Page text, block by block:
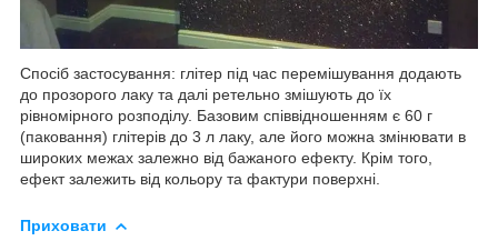
Спосіб застосування: глітер під час перемішування додають
до прозорого лаку та далі ретельно змішують до їх
рівномірного розподілу. Базовим співвідношенням є 60 г
(паковання) глітерів до 3 л лаку, але його можна змінювати в
широких межах залежно від бажаного ефекту. Крім того,
ефект залежить від кольору та фактури поверхні.
Приховати